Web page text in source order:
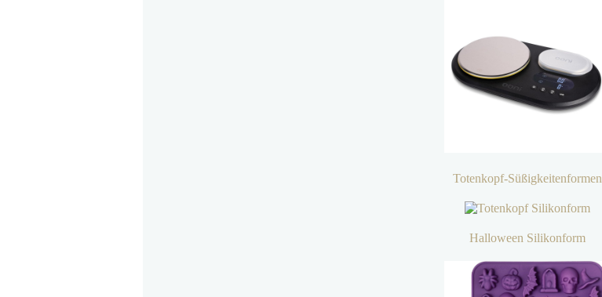
Totenkopf-Süßigkeitenformen
Halloween Silikonform